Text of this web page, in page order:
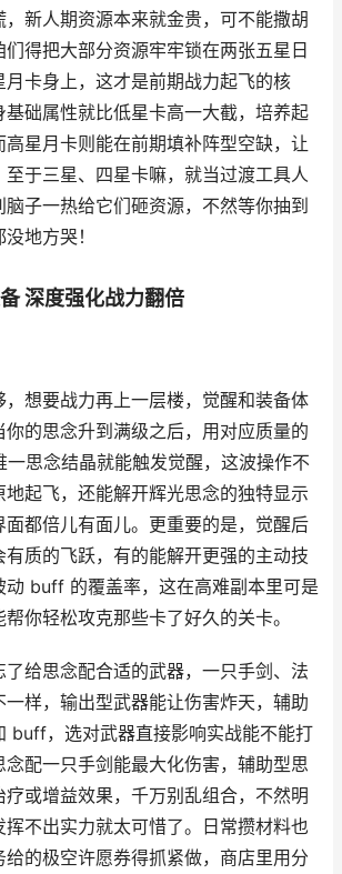
，新人期资源本来就金贵，可不能撒胡
得把大部分资源牢牢锁在两张五星日
月卡身上，这才是前期战力起飞的核
基础属性就比低星卡高一大截，培养起
高星月卡则能在前期填补阵型空缺，让
于三星、四星卡嘛，就当过渡工具人
子一热给它们砸资源，不然等你抽到
地方哭！
深度强化战力翻倍
，想要战力再上一层楼，觉醒和装备体
你的思念升到满级之后，用对应质量的
一思念结晶就能触发觉醒，这波操作不
起飞，还能解开辉光思念的独特显示
面都倍儿有面儿。更重要的是，觉醒后
有质的飞跃，有的能解开更强的主动技
动 buff 的覆盖率，这在高难副本里可是
你轻松攻克那些卡了好久的关卡。
给思念配合适的武器，一只手剑、法
样，输出型武器能让伤害炸天，辅助
buff，选对武器直接影响实战能不能打
配一只手剑能最大化伤害，辅助型思
或增益效果，千万别乱组合，不然明
挥不出实力就太可惜了。日常攒材料也
的极空许愿券得抓紧做，商店里用分